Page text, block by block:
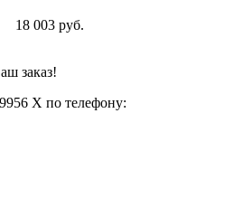
18 003 руб.
заказ!
X по телефону: